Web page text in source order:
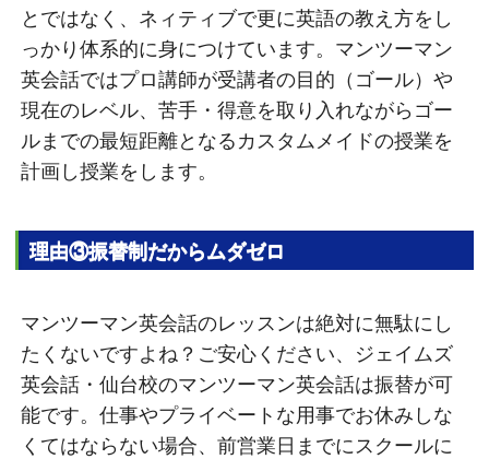
とではなく、ネィティブで更に英語の教え方をし
っかり体系的に身につけています。マンツーマン
英会話ではプロ講師が受講者の目的（ゴール）や
現在のレベル、苦手・得意を取り入れながらゴー
ルまでの最短距離となるカスタムメイドの授業を
計画し授業をします。
理由③振替制だからムダゼロ
マンツーマン英会話のレッスンは絶対に無駄にし
たくないですよね？ご安心ください、ジェイムズ
英会話・仙台校のマンツーマン英会話は振替が可
能です。仕事やプライベートな用事でお休みしな
くてはならない場合、前営業日までにスクールに